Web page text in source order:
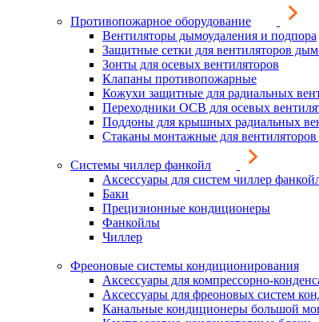
Противопожарное оборудование
Вентиляторы дымоудаления и подпора
Защитные сетки для вентиляторов
Зонты для осевых вентиляторов
Клапаны противопожарные
Кожухи защитные для радиальных
Переходники ОСВ для осевых
Поддоны для крышных радиальных
Стаканы монтажные для
Системы чиллер фанкойл
Аксессуары для систем чиллер
Баки
Прецизионные кондиционеры
Фанкойлы
Чиллер
Фреоновые системы кондиционирования
Аксессуары для компрессорно-
Аксессуары для фреоновых систем
Канальные кондиционеры большой